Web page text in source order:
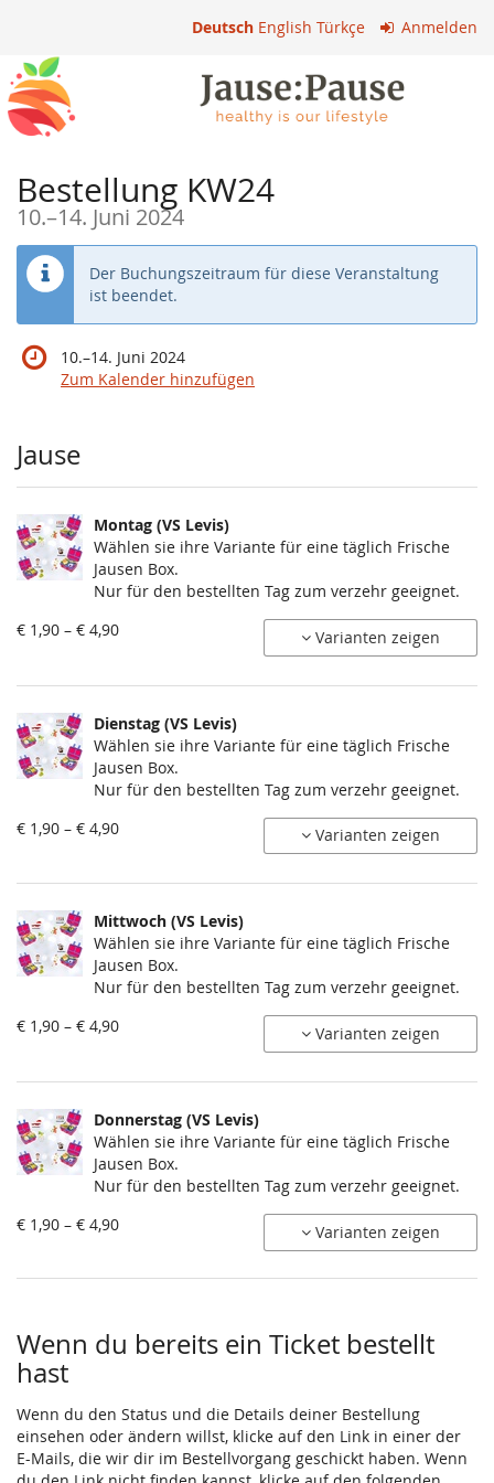
Inhalt
springen
Deutsch English Türkçe Anmelden
Bestellung KW24
10.–bis
14. Juni 2024
Der Buchungszeitraum für diese Veranstaltung
ist beendet.
10.–bis
14. Juni 2024
Zum Kalender hinzufügen
Produkte
Jause
Montag (VS Levis)
Wählen sie ihre Variante für eine täglich Frische
Jausen Box.
Nur für den bestellten Tag zum verzehr geeignet.
von
€ 1,90 – € 4,90 Varianten zeigen
Dienstag (VS Levis)
Wählen sie ihre Variante für eine täglich Frische
Jausen Box.
Nur für den bestellten Tag zum verzehr geeignet.
von
€ 1,90 – € 4,90 Varianten zeigen
Mittwoch (VS Levis)
Wählen sie ihre Variante für eine täglich Frische
Jausen Box.
Nur für den bestellten Tag zum verzehr geeignet.
von
€ 1,90 – € 4,90 Varianten zeigen
Donnerstag (VS Levis)
Wählen sie ihre Variante für eine täglich Frische
Jausen Box.
Nur für den bestellten Tag zum verzehr geeignet.
von
€ 1,90 – € 4,90 Varianten zeigen
Wenn du bereits ein Ticket bestellt
hast
Wenn du den Status und die Details deiner Bestellung
einsehen oder ändern willst, klicke auf den Link in einer der
E-Mails, die wir dir im Bestellvorgang geschickt haben. Wenn